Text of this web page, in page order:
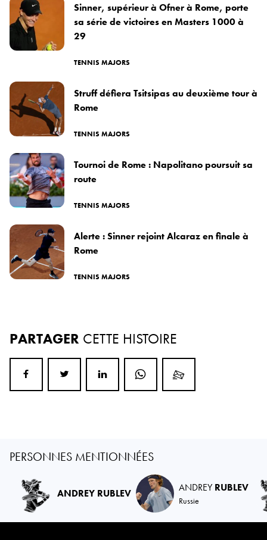
Sinner, supérieur à Ofner à Rome, porte
sa série de victoires en Masters 1000 à
29
TENNIS MAJORS
Struff défiera Tsitsipas au deuxième tour à
Rome
TENNIS MAJORS
Tournoi de Rome : Napolitano poursuit sa
route
TENNIS MAJORS
Alerte : Sinner rejoint Alcaraz en finale à
Rome
TENNIS MAJORS
PARTAGER CETTE HISTOIRE
PERSONNES MENTIONNÉES
ANDREY RUBLEV ANDREYRUBLEV
Russie